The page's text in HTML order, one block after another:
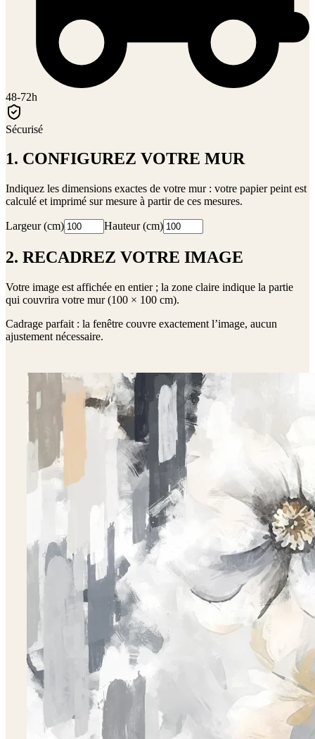
48-72h
Sécurisé
1. CONFIGUREZ VOTRE MUR
Indiquez les dimensions exactes de votre mur : votre papier peint est
calculé et imprimé sur mesure à partir de ces mesures.
Largeur (cm) Hauteur (cm)
2. RECADREZ VOTRE IMAGE
Votre image est affichée en entier ; la zone claire indique la partie
qui couvrira votre mur (100 × 100 cm).
Cadrage parfait : la fenêtre couvre exactement l’image, aucun
ajustement nécessaire.